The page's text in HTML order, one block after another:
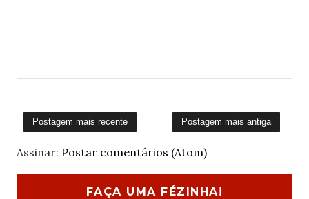
Postagem mais recente Postagem mais antiga
Assinar: Postar comentários (Atom)
FAÇA UMA FÉZINHA!